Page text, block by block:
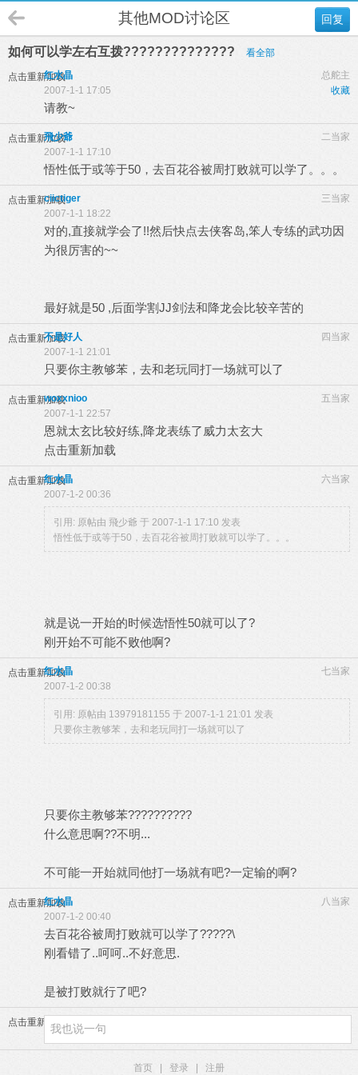
回复
其他MOD讨论区
如何可以学左右互拨?????????????? 看全部
点击重新加载 总舵主
红水晶
收藏
2007-1-1 17:05
请教~
点击重新加载 二当家
飛少爺
2007-1-1 17:10
悟性低于或等于50，去百花谷被周打败就可以学了。。。
点击重新加载 三当家
ciictiger
2007-1-1 18:22
对的,直接就学会了!!然后快点去侠客岛,笨人专练的武功因
为很厉害的~~
最好就是50 ,后面学割JJ剑法和降龙会比较辛苦的
点击重新加载 四当家
不是好人
2007-1-1 21:01
只要你主教够苯，去和老玩同打一场就可以了
点击重新加载 五当家
woxxnioo
2007-1-1 22:57
恩就太玄比较好练,降龙表练了威力太玄大
点击重新加载
点击重新加载 六当家
红水晶
2007-1-2 00:36
引用: 原帖由 飛少爺 于 2007-1-1 17:10 发表
悟性低于或等于50，去百花谷被周打败就可以学了。。。
就是说一开始的时候选悟性50就可以了?
刚开始不可能不败他啊?
点击重新加载 七当家
红水晶
2007-1-2 00:38
引用: 原帖由 13979181155 于 2007-1-1 21:01 发表
只要你主教够苯，去和老玩同打一场就可以了
只要你主教够苯??????????
什么意思啊??不明...
不可能一开始就同他打一场就有吧?一定输的啊?
点击重新加载 八当家
红水晶
2007-1-2 00:40
去百花谷被周打败就可以学了?????\
刚看错了..呵呵..不好意思.
是被打败就行了吧?
点击重新加载
首页 登录 注册